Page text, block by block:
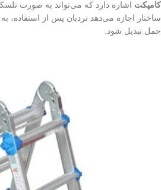
کامپکت اشاره دارد که می‌تواند به صورت
ساختار اجازه می‌دهد نردبان پس از استفاده،
حمل تبدیل شود.